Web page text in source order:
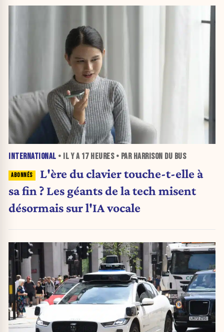
INTERNATIONAL • IL Y A 17 HEURES• PAR HARRISON DU BUS
L'ère du clavier touche-t-elle à
sa fin ? Les géants de la tech misent
désormais sur l'IA vocale